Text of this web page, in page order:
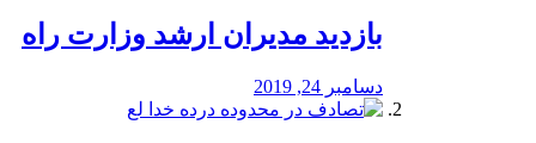
بازدید مدیران ارشد وزارت راه
دسامبر 24, 2019